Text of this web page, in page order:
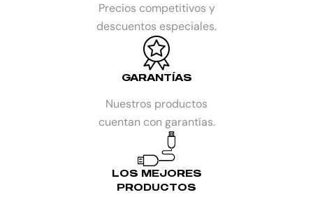
Precios competitivos y
descuentos especiales.
GARANTÍAS
Nuestros productos
cuentan con garantías.
LOS MEJORES
PRODUCTOS